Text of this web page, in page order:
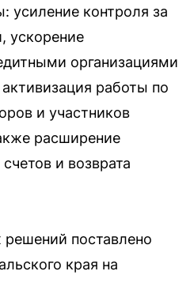
усиление контроля за
ускорение
организациями
работы по
и участников
расширение
и возврата
поставлено
края на